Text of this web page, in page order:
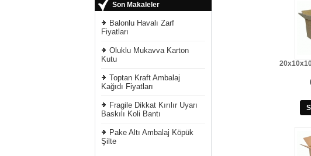
Son Makaleler
Balonlu Havalı Zarf
Fiyatları
Oluklu Mukavva Karton
Kutu
Toptan Kraft Ambalaj
Kağıdı Fiyatları
Fragile Dikkat Kırılır Uyarı
Baskılı Koli Bantı
Pake Altı Ambalaj Köpük
Şilte